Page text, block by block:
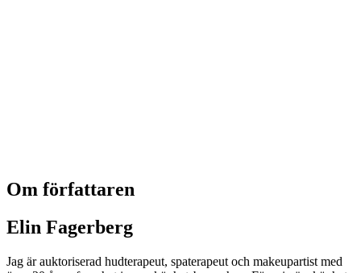
Om författaren
Elin Fagerberg
Jag är auktoriserad hudterapeut, spaterapeut och makeupartist med